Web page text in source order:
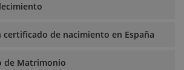
certificado de nacimiento en España
de Matrimonio